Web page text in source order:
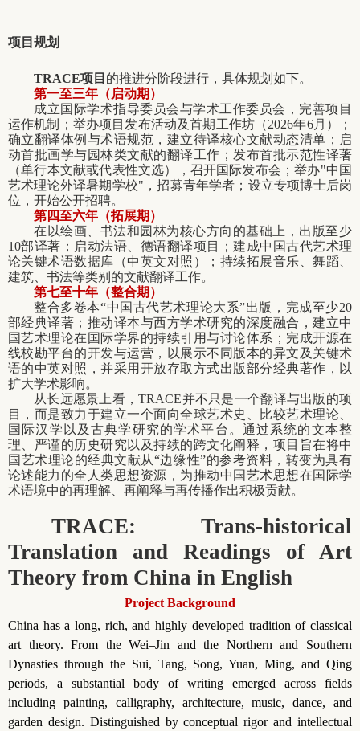
项目规划
TRACE项目 的推进分阶段进行，具体规划如下。
第一至三年（启动期）
成立国际学术指导委员会与学术工作委员会，完善项目
运作机制；举办项目发布活动及首期工作坊（2026年6月）；
确立翻译体例与术语规范，建立待译核心文献动态清单；启
动首批画学与园林类文献的翻译工作；发布首批示范性译著
（单行本文献或代表性文选），召开国际发布会；举办"中国
艺术理论外译暑期学校"，招募青年学者；设立专项博士后岗
位，开始公开招聘。
第四至六年（拓展期）
在以绘画、书法和园林为核心方向的基础上，出版至少
10部译著；启动法语、德语翻译项目；建成中国古代艺术理
论关键术语数据库（中英文对照）；持续拓展音乐、舞蹈、
建筑、书法等类别的文献翻译工作。
第七至十年（整合期）
整合多卷本“中国古代艺术理论大系”出版，完成至少20
部经典译著；推动译本与西方学术研究的深度融合，建立中
国艺术理论在国际学界的持续引用与讨论体系；完成开源在
线校勘平台的开发与运营，以展示不同版本的异文及关键术
语的中英对照，并采用开放存取方式出版部分经典著作，以
扩大学术影响。
从长远愿景上看，TRACE并不只是一个翻译与出版的项
目，而是致力于建立一个面向全球艺术史、比较艺术理论、
国际汉学以及古典学研究的学术平台。通过系统的文本整
理、严谨的历史研究以及持续的跨文化阐释，项目旨在将中
国艺术理论的经典文献从“边缘性”的参考资料，转变为具有
论述能力的全人类思想资源，为推动中国艺术思想在国际学
术语境中的再理解、再阐释与再传播作出积极贡献。
TRACE: Trans-historical
Translation and Readings of Art
Theory from China in English
Project Background
China has a long, rich, and highly developed tradition of classical
art theory. From the Wei–Jin and the Northern and Southern
Dynasties through the Sui, Tang, Song, Yuan, Ming, and Qing
periods, a substantial body of writing emerged across fields
including painting, calligraphy, architecture, music, dance, and
garden design. Distinguished by conceptual rigor and intellectual